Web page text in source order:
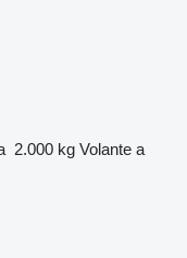
2.000 kg Volante a